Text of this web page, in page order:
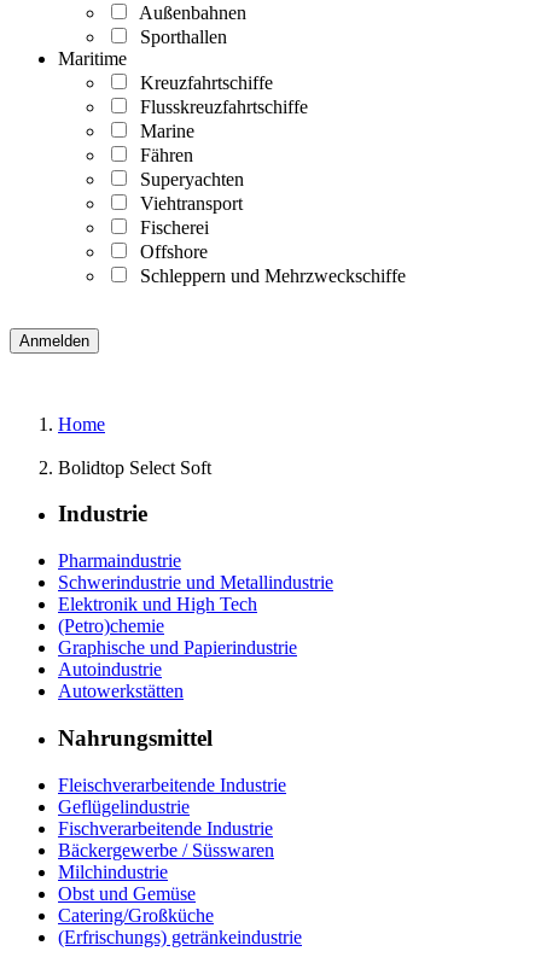
Außenbahnen
Sporthallen
Maritime
Kreuzfahrtschiffe
Flusskreuzfahrtschiffe
Marine
Fähren
Superyachten
Viehtransport
Fischerei
Offshore
Schleppern und Mehrzweckschiffe
Home
Bolidtop Select Soft
Industrie
Pharmaindustrie
Schwerindustrie und Metallindustrie
Elektronik und High Tech
(Petro)chemie
Graphische und Papierindustrie
Autoindustrie
Autowerkstätten
Nahrungsmittel
Fleischverarbeitende Industrie
Geflügelindustrie
Fischverarbeitende Industrie
Bäckergewerbe / Süsswaren
Milchindustrie
Obst und Gemüse
Catering/Großküche
(Erfrischungs) getränkeindustrie